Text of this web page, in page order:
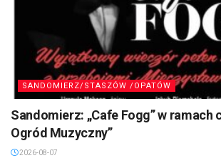
SANDOMIERZ/STASZÓW /OPATÓW
Sandomierz: „Cafe Fogg” w ramach
Ogród Muzyczny”
2026-08-07